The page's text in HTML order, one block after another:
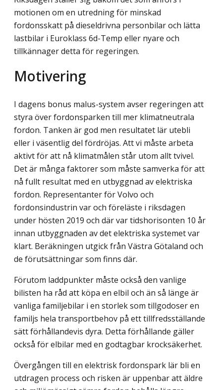
motionen om en utredning för minskad
fordonsskatt på dieseldrivna personbilar och lätta
lastbilar i Euroklass 6d-Temp eller nyare och
tillkännager detta för regeringen.
Motivering
I dagens bonus malus-system avser regeringen att
styra över fordonsparken till mer klimatneutrala
fordon. Tanken är god men resultatet lär utebli
eller i väsentlig del fördröjas. Att vi måste arbeta
aktivt för att nå klimatmålen står utom allt tvivel.
Det är många faktorer som måste samverka för att
nå fullt resultat med en utbyggnad av elektriska
fordon. Representanter för Volvo och
fordonsindustrin var och föreläste i riksdagen
under hösten 2019 och där var tidshorisonten 10 år
innan utbyggnaden av det elektriska systemet var
klart. Beräkningen utgick från Västra Götaland och
de förutsättningar som finns där.
Förutom laddpunkter måste också den vanlige
bilisten ha råd att köpa en elbil och än så länge är
vanliga familjebilar i en storlek som tillgodoser en
familjs hela transport­behov på ett tillfredsställande
sätt förhållandevis dyra. Detta förhållande gäller
också för elbilar med en godtagbar krocksäkerhet.
Övergången till en elektrisk fordonspark lär bli en
utdragen process och risken är uppenbar att äldre